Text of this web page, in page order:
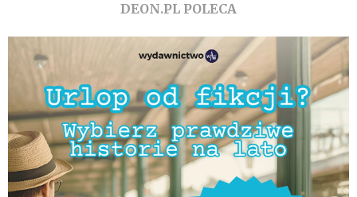
DEON.PL POLECA